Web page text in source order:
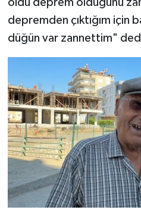
oldu deprem olduğunu
depremden çıktığım için
düğün var zannettim"